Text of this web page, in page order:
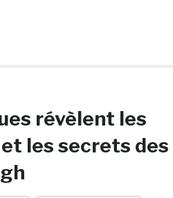
révèlent les
les secrets des